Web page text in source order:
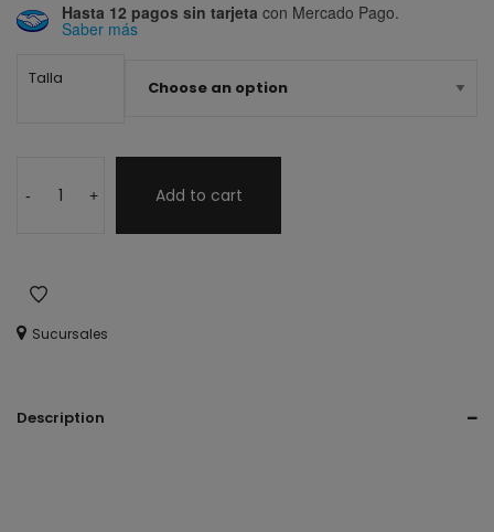
Hasta 12 pagos sin tarjeta con Mercado Pago.
Saber más
Talla
- + Add to cart
Sucursales
Description